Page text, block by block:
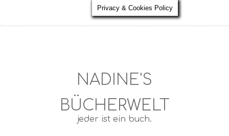
NADINE'S
BÜCHERWELT
jeder ist ein buch.
Privacy & Cookies Policy